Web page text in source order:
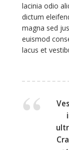
lacinia odio
dictum
magna sed
euismod
lacus et